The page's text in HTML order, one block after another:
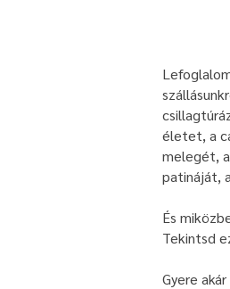
életet, a
melegét,
patináját,
És
Tekintsd
Gyere